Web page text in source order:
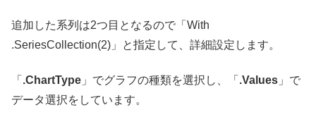
追加した系列は2つ目となるので「With
.SeriesCollection(2)」と指定して、詳細設定します。
「 .ChartType 」でグラフの種類を選択し、「 .Values 」で
データ選択をしています。